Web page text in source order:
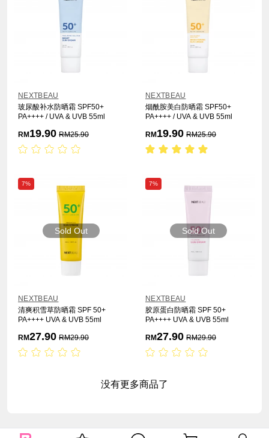
NEXTBEAU
玻尿酸补水防晒霜 SPF50+
PA++++ / UVA & UVB 55ml
RM 19.90 RM25.90
NEXTBEAU
烟酰胺美白防晒霜 SPF50+
PA++++ / UVA & UVB 55ml
RM 19.90 RM25.90
7%
Sold Out
NEXTBEAU
清爽积雪草防晒霜 SPF 50+
PA++++ UVA & UVB 55ml
RM27.90 RM29.90
7%
Sold Out
NEXTBEAU
胶原蛋白防晒霜 SPF 50+
PA++++ UVA & UVB 55ml
RM27.90 RM29.90
没有更多商品了